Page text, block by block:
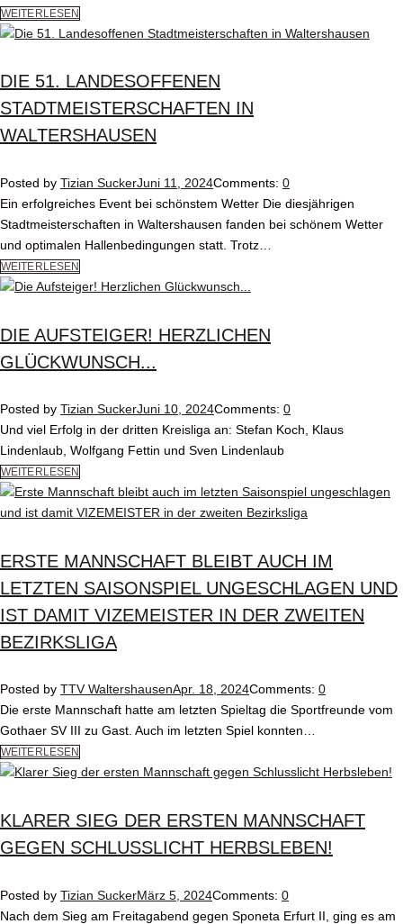
WEITERLESEN
DIE 51. LANDESOFFENEN
STADTMEISTERSCHAFTEN IN
WALTERSHAUSEN
Posted by Tizian SuckerJuni 11, 2024Comments: 0
Ein erfolgreiches Event bei schönstem Wetter Die diesjährigen
Stadtmeisterschaften in Waltershausen fanden bei schönem Wetter
und optimalen Hallenbedingungen statt. Trotz…
WEITERLESEN
DIE AUFSTEIGER! HERZLICHEN
GLÜCKWUNSCH...
Posted by Tizian SuckerJuni 10, 2024Comments: 0
Und viel Erfolg in der dritten Kreisliga an: Stefan Koch, Klaus
Lindenlaub, Wolfgang Fettin und Sven Lindenlaub
WEITERLESEN
ERSTE MANNSCHAFT BLEIBT AUCH IM
LETZTEN SAISONSPIEL UNGESCHLAGEN UND
IST DAMIT VIZEMEISTER IN DER ZWEITEN
BEZIRKSLIGA
Posted by TTV WaltershausenApr. 18, 2024Comments: 0
Die erste Mannschaft hatte am letzten Spieltag die Sportfreunde vom
Gothaer SV III zu Gast. Auch im letzten Spiel konnten…
WEITERLESEN
KLARER SIEG DER ERSTEN MANNSCHAFT
GEGEN SCHLUSSLICHT HERBSLEBEN!
Posted by Tizian SuckerMärz 5, 2024Comments: 0
Nach dem Sieg am Freitagabend gegen Sponeta Erfurt II, ging es am